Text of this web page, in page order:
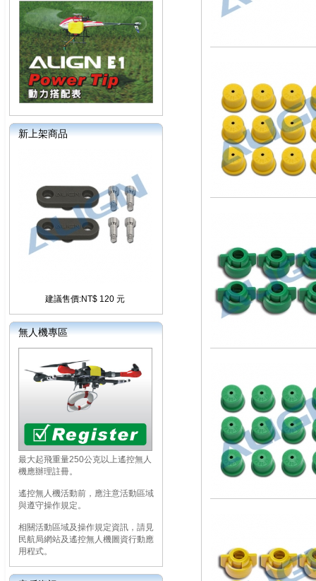
新上架商品
建議售價:NT$ 120 元
無人機專區
最大起飛重量250公克以上遙控無人
機應辦理註冊。
遙控無人機活動前，應注意活動區域
與遵守操作規定。
相關活動區域及操作規定資訊，請見
民航局網站及遙控無人機圖資行動應
用程式。